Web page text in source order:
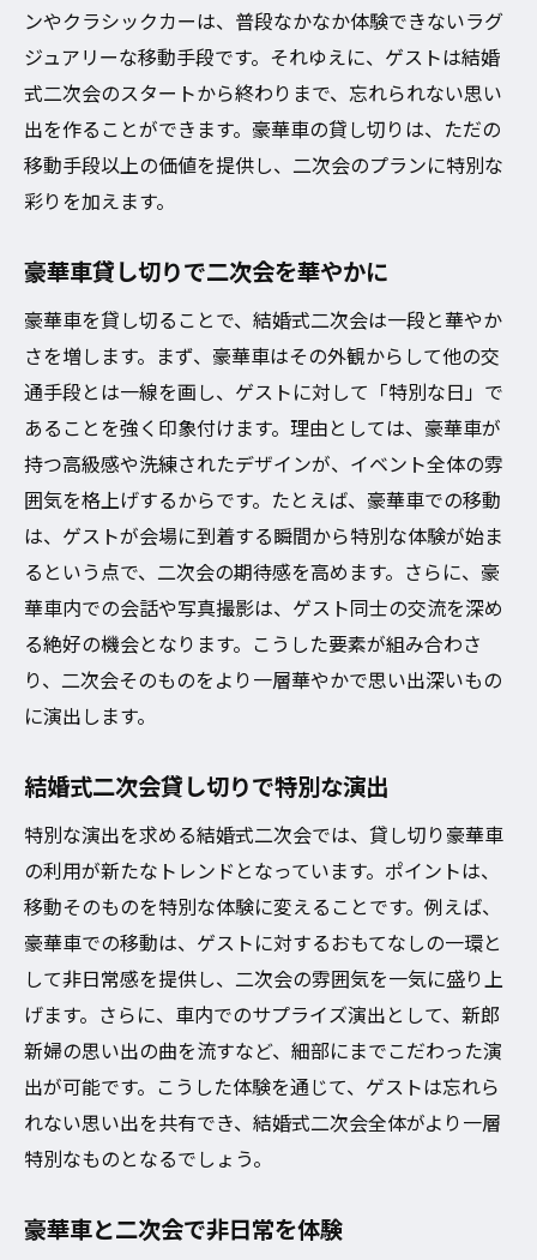
ンやクラシックカーは、普段なかなか体験できないラグ
ジュアリーな移動手段です。それゆえに、ゲストは結婚
式二次会のスタートから終わりまで、忘れられない思い
出を作ることができます。豪華車の貸し切りは、ただの
移動手段以上の価値を提供し、二次会のプランに特別な
彩りを加えます。
豪華車貸し切りで二次会を華やかに
豪華車を貸し切ることで、結婚式二次会は一段と華やか
さを増します。まず、豪華車はその外観からして他の交
通手段とは一線を画し、ゲストに対して「特別な日」で
あることを強く印象付けます。理由としては、豪華車が
持つ高級感や洗練されたデザインが、イベント全体の雰
囲気を格上げするからです。たとえば、豪華車での移動
は、ゲストが会場に到着する瞬間から特別な体験が始ま
るという点で、二次会の期待感を高めます。さらに、豪
華車内での会話や写真撮影は、ゲスト同士の交流を深め
る絶好の機会となります。こうした要素が組み合わさ
り、二次会そのものをより一層華やかで思い出深いもの
に演出します。
結婚式二次会貸し切りで特別な演出
特別な演出を求める結婚式二次会では、貸し切り豪華車
の利用が新たなトレンドとなっています。ポイントは、
移動そのものを特別な体験に変えることです。例えば、
豪華車での移動は、ゲストに対するおもてなしの一環と
して非日常感を提供し、二次会の雰囲気を一気に盛り上
げます。さらに、車内でのサプライズ演出として、新郎
新婦の思い出の曲を流すなど、細部にまでこだわった演
出が可能です。こうした体験を通じて、ゲストは忘れら
れない思い出を共有でき、結婚式二次会全体がより一層
特別なものとなるでしょう。
豪華車と二次会で非日常を体験